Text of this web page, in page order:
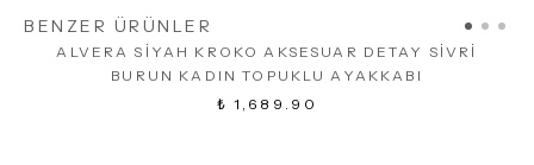
BENZER ÜRÜNLER
ALVERA SİYAH KROKO AKSESUAR DETAY SİVRİ
BURUN KADIN TOPUKLU AYAKKABI
₺ 1,689.90